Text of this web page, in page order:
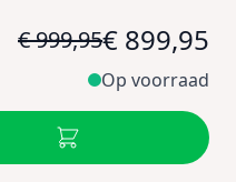
€ 999,95€ 899,95
Op voorraad